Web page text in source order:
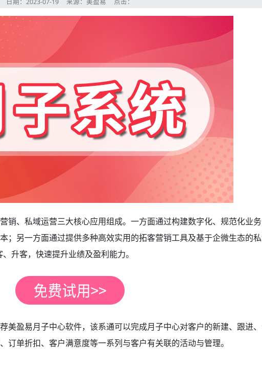
日期：2023-07-19来源：美盈易 点击：
销、私域运营三大核心应用组成。一方面通过构建数字化、规范化业
；另一方面通过提供多种高效实用的拓客营销工具及基于企微生态的
升客，快速提升业绩及盈利能力。
美盈易月子中心软件，该系通可以完成月子中心对客户的新建、跟进
订单折扣、客户满意度等一系列与客户有关联的活动与管理。